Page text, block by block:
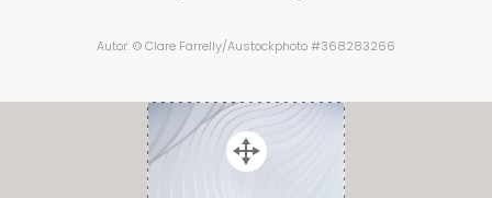
Autor: © Clare Farrelly/Austockphoto #368283266